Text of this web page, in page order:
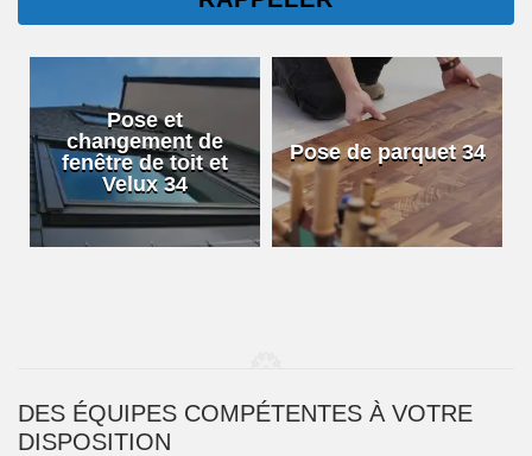
Pose et
changement de
fenêtre de toit et
Velux 34
Pose de parquet 34
DES ÉQUIPES COMPÉTENTES À VOTRE
DISPOSITION